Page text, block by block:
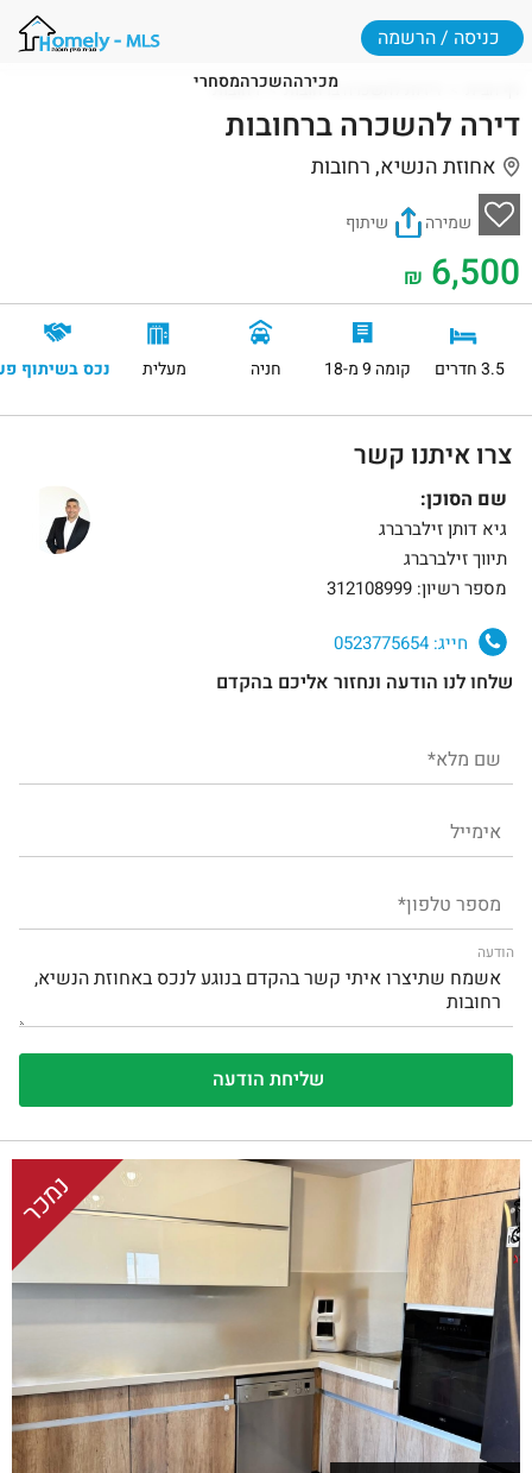
מכירההשכרהמסחרי
כניסה / הרשמה
דירות להשכרה ברחובות רחובות
דירה להשכרה ברחובות
אחוזת הנשיא, רחובות
שמירה שיתוף
6,500
₪
3.5 חדרים קומה 9 מ-18 חניה מעלית נכס בשיתוף
צרו איתנו קשר
שם הסוכן:
גיא דותן זילברברג
תיווך זילברברג
מספר רשיון: 312108999
חייג:
שלחו לנו הודעה ונחזור אליכם בהקדם
הודעה
נמכר